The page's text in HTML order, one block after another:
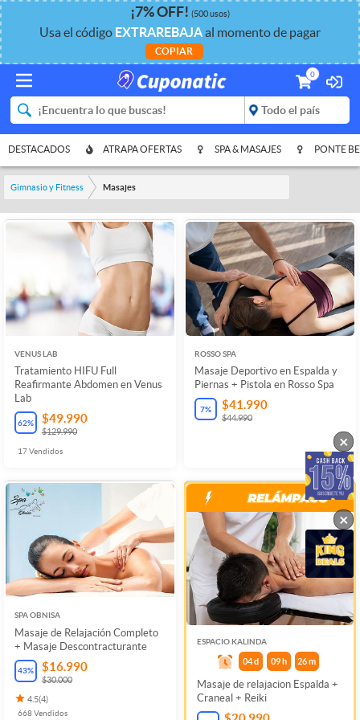
¡7%OFF! (500 usos)
Usa el código EXTRAREBAJAal momento de pagar
COPIAR
0
DESTACADOS ATRAPA OFERTAS SPA & MASAJES PONTE
Gimnasio y Fitness Masajes
VENUS LAB
Tratamiento HIFU Full
Reafirmante Abdomen en Venus
Lab
62% $49.990
$129.990
17Vendidos
ROSSO SPA
Masaje Deportivo en Espalda y
Piernas + Pistola en Rosso Spa
7% $41.990
$44.990
SPA OBNISA
Masaje de Relajación Completo
+ Masaje Descontracturante
43% $16.990
$30.000
4.5(4)
668Vendidos
ESPACIO KALINDA
04 d 09 h 26m
Masaje de relajacion Espalda +
Craneal + Reiki
×
×